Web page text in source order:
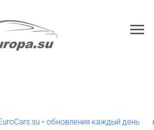
• обновления каждый день